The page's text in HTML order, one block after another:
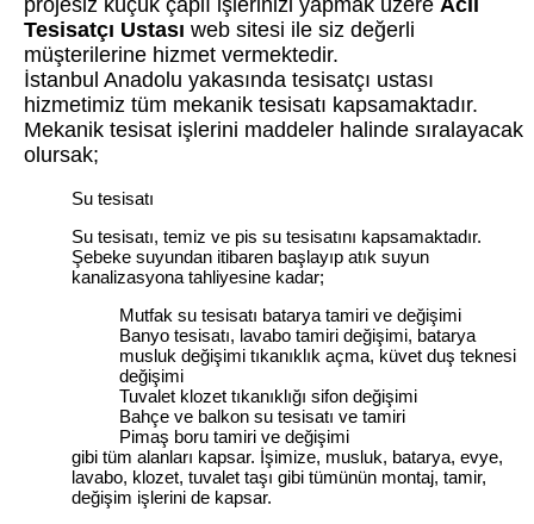
Tesisatçı Ustası web sitesi ile siz değerli
müşterilerine hizmet vermektedir.
İstanbul Anadolu yakasında tesisatçı ustası
hizmetimiz tüm mekanik tesisatı kapsamaktadır.
Mekanik tesisat işlerini maddeler halinde sıralayacak
olursak;
Su tesisatı
Su tesisatı, temiz ve pis su tesisatını kapsamaktadır.
Şebeke suyundan itibaren başlayıp atık suyun
kanalizasyona tahliyesine kadar;
Mutfak su tesisatı batarya tamiri ve değişimi
Banyo tesisatı, lavabo tamiri değişimi, batarya
musluk değişimi tıkanıklık açma, küvet duş teknesi
değişimi
Tuvalet klozet tıkanıklığı sifon değişimi
Bahçe ve balkon su tesisatı ve tamiri
Pimaş boru tamiri ve değişimi
gibi tüm alanları kapsar. İşimize, musluk, batarya, evye,
lavabo, klozet, tuvalet taşı gibi tümünün montaj, tamir,
değişim işlerini de kapsar.